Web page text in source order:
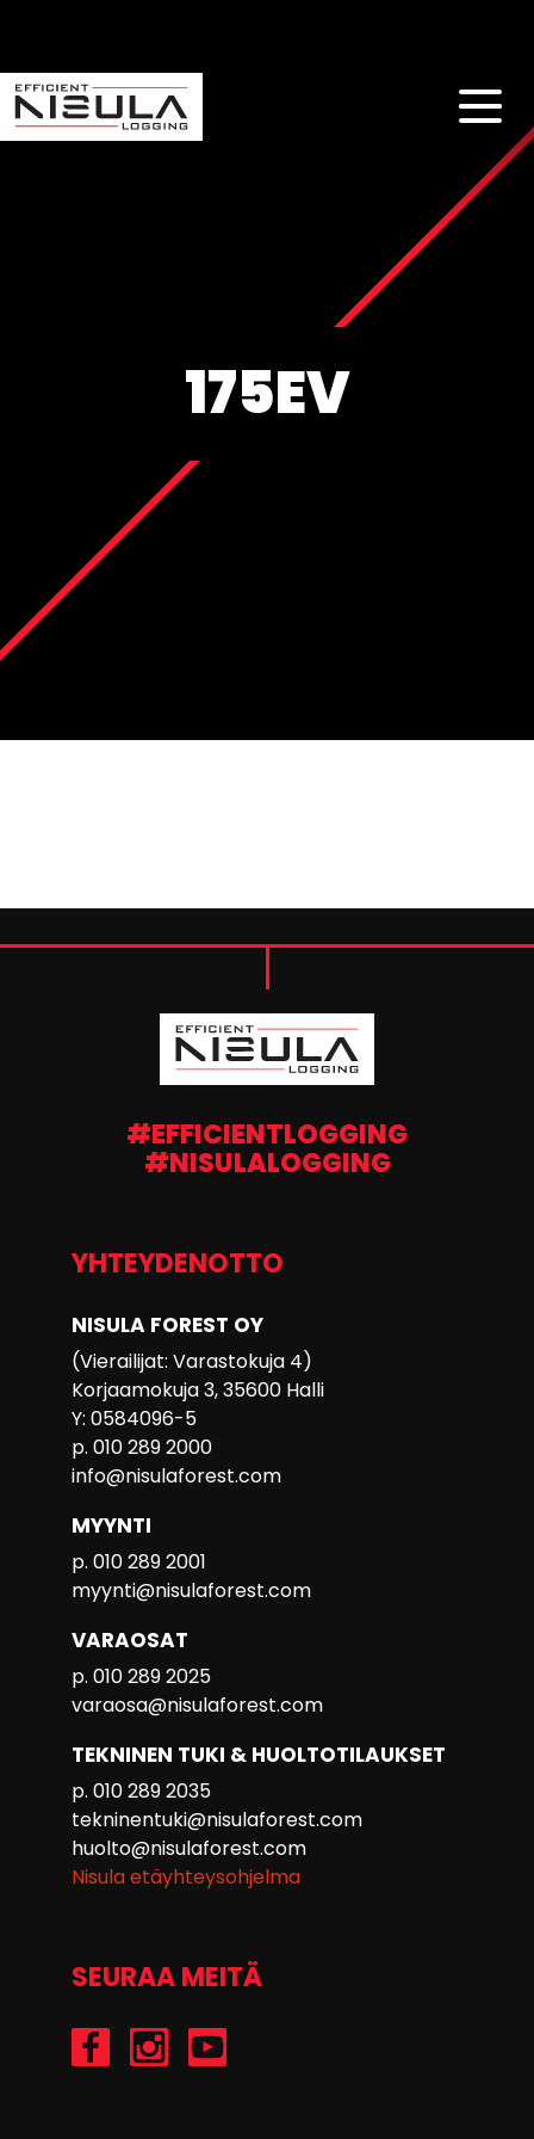
175EV
#EFFICIENTLOGGING
#NISULALOGGING
YHTEYDENOTTO
NISULA FOREST OY
(Vierailijat: Varastokuja 4)
Korjaamokuja 3, 35600 Halli
Y: 0584096-5
p. 010 289 2000
info@nisulaforest.com
MYYNTI
p. 010 289 2001
myynti@nisulaforest.com
VARAOSAT
p. 010 289 2025
varaosa@nisulaforest.com
TEKNINEN TUKI & HUOLTOTILAUKSET
p. 010 289 2035
tekninentuki@nisulaforest.com
huolto@nisulaforest.com
Nisula etäyhteysohjelma
SEURAA MEITÄ
/Nisulaforest@nisulaforest